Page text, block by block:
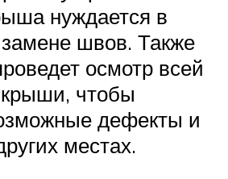
нуждается в
швов. Также
осмотр всей
чтобы
дефекты и
местах.